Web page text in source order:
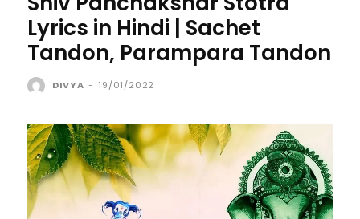
Lyrics in Hindi | Sachet
Tandon, Parampara Tandon
DIVYA - 19/01/2022